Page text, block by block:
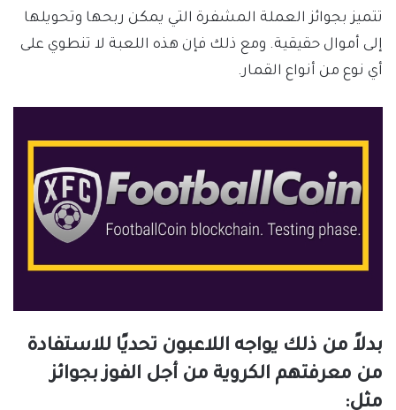
تتميز بجوائز العملة المشفرة التي يمكن ربحها وتحويلها
إلى أموال حقيقية. ومع ذلك فإن هذه اللعبة لا تنطوي على
أي نوع من أنواع القمار.
بدلاً من ذلك يواجه اللاعبون تحديًا للاستفادة
من معرفتهم الكروية من أجل الفوز بجوائز
مثل: